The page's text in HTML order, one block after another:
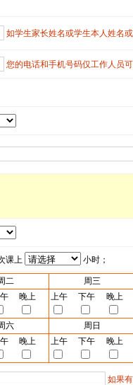
如学生家长姓名或学生本人姓名
您的电话和手机号码仅工作人员
课上 小时；
二 周三
晚上 上午 下午 晚上
六 周日
晚上 上午 下午 晚上
如果